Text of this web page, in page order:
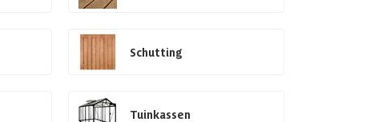
Schutting
Tuinkassen